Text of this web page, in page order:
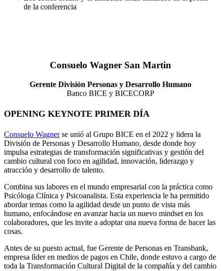
de la conferencia
Consuelo Wagner San Martin
Gerente División Personas y Desarrollo Humano
Banco BICE y BICECORP
OPENING KEYNOTE PRIMER DÍA
Consuelo Wagnerse unió al Grupo BICE en el 2022 y lidera la
División de Personas y Desarrollo Humano, desde donde hoy
impulsa estrategias de transformación significativas y gestión del
cambio cultural con foco en agilidad, innovación, liderazgo y
atracción y desarrollo de talento.
Combina sus labores en el mundo empresarial con la práctica como
Psicóloga Clínica y Psicoanalista. Esta experiencia le ha permitido
abordar temas como la agilidad desde un punto de vista más
humano, enfocándose en avanzar hacia un nuevo mindset en los
colaboradores, que les invite a adoptar una nueva forma de hacer las
cosas.
Antes de su puesto actual, fue Gerente de Personas en Transbank,
empresa líder en medios de pagos en Chile, donde estuvo a cargo de
toda la Transformación Cultural Digital de la compañía y del cambio